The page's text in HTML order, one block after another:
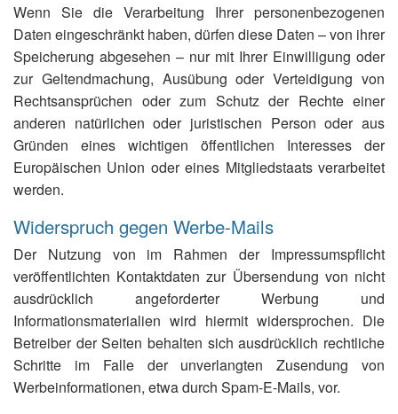
Wenn Sie die Verarbeitung Ihrer personenbezogenen
Daten eingeschränkt haben, dürfen diese Daten – von ihrer
Speicherung abgesehen – nur mit Ihrer Einwilligung oder
zur Geltendmachung, Ausübung oder Verteidigung von
Rechtsansprüchen oder zum Schutz der Rechte einer
anderen natürlichen oder juristischen Person oder aus
Gründen eines wichtigen öffentlichen Interesses der
Europäischen Union oder eines Mitgliedstaats verarbeitet
werden.
Widerspruch gegen Werbe-Mails
Der Nutzung von im Rahmen der Impressumspflicht
veröffentlichten Kontaktdaten zur Übersendung von nicht
ausdrücklich angeforderter Werbung und
Informationsmaterialien wird hiermit widersprochen. Die
Betreiber der Seiten behalten sich ausdrücklich rechtliche
Schritte im Falle der unverlangten Zusendung von
Werbeinformationen, etwa durch Spam-E-Mails, vor.